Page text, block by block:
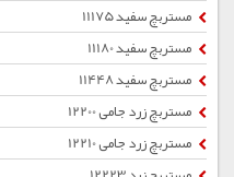
مستربچ سفید 11175
مستربچ سفید 11180
مستربچ سفید 11448
مستربچ زرد جامی 12200
مستربچ زرد جامی 12210